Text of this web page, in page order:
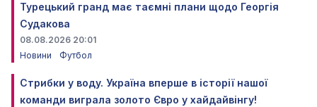
Турецький гранд має таємні плани щодо Георгія
Судакова
08.08.2026 20:01
Новини
Футбол
Стрибки у воду. Україна вперше в історії нашої
команди виграла золото Євро у хайдайвінгу!